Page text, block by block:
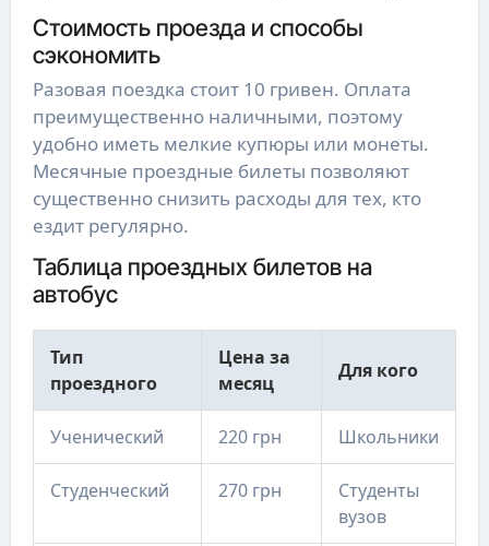
Стоимость проезда и способы
сэкономить
Разовая поездка стоит 10 гривен. Оплата
преимущественно наличными, поэтому
удобно иметь мелкие купюры или монеты.
Месячные проездные билеты позволяют
существенно снизить расходы для тех, кто
ездит регулярно.
Таблица проездных билетов на
автобус
Тип
проездного
Цена за
месяц
Для кого
Ученический 220 грн Школьники
Студенческий 270 грн
Студенты
вузов